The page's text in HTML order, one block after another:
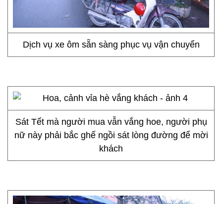
Dịch vụ xe ôm sẵn sàng phục vụ vận chuyển
Sát Tết mà người mua vẫn vắng hoe, người phụ
nữ này phải bắc ghế ngồi sát lòng đường để mời
khách